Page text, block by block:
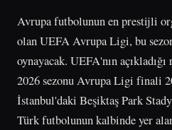
Avrupa futbolunun en prestijli
olan UEFA Avrupa Ligi, bu
oynayacak. UEFA'nın
2026 sezonu Avrupa Ligi finali
İstanbul'daki Beşiktaş Park
Türk futbolunun kalbinde yer